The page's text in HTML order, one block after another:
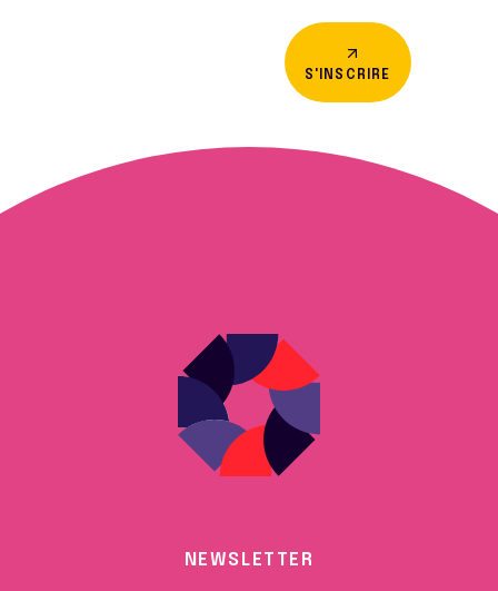
S'INSCRIRE
NEWSLETTER